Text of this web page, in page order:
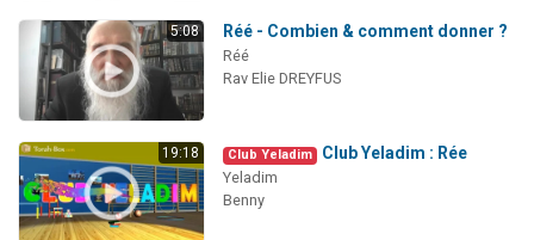
5:08 Réé - Combien & comment donner ?
Réé
Rav Elie DREYFUS
19:18 Club Yeladim Club Yeladim : Rée
Yeladim
Benny